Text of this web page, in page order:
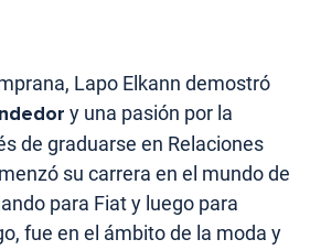
Lapo Elkann demostró
y una pasión por la
de graduarse en Relaciones
su carrera en el mundo de
para Fiat y luego para
fue en el ámbito de la moda y